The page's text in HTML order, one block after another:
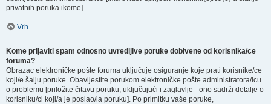
privatnih poruka ikome].
Vrh
Kome prijaviti spam odnosno uvredljive poruke dobivene od korisnika/ce
foruma?
Obrazac elektroničke pošte foruma uključuje osiguranje koje prati korisnike/ce
koji/e šalju poruke. Obavijestite porukom elektroničke pošte administratora/icu
o problemu [priložite čitavu poruku, uključujući i zaglavlje - ono sadrži detalje o
korisniku/ci koji/a je poslao/la poruku]. Po primitku vaše poruke,